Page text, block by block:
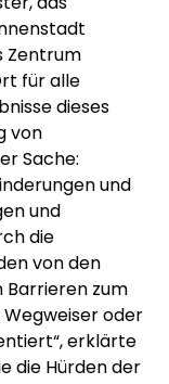
Zentrum
für alle
dieses
von
Sache:
und
und
die
von den
Barrieren zum
oder
erklärte
die Hürden der